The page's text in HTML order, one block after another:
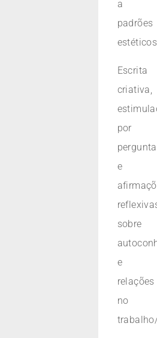
a
padrões
Escrita
criativa,
por
e
sobre
e
relações
no